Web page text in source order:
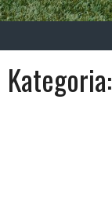
Kategoria: